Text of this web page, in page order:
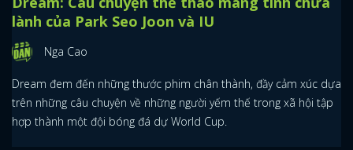
lành của Park Seo Joon và IU
Nga Cao
Dream đem đến những thước phim chân thành, đầy cảm xúc dựa
trên những câu chuyện về những người yếm thế trong xã hội tập
hợp thành một đội bóng đá dự World Cup.